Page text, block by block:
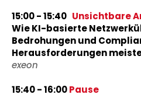
15:00 - 15:40 Unsichtbare
Wie KI-basierte
Bedrohungen und
Herausforderungen
exeon
15:40 - 16:00Pause